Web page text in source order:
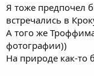
Я тоже предпочел
встречались в
А того же
фотографии))
На природе как-то